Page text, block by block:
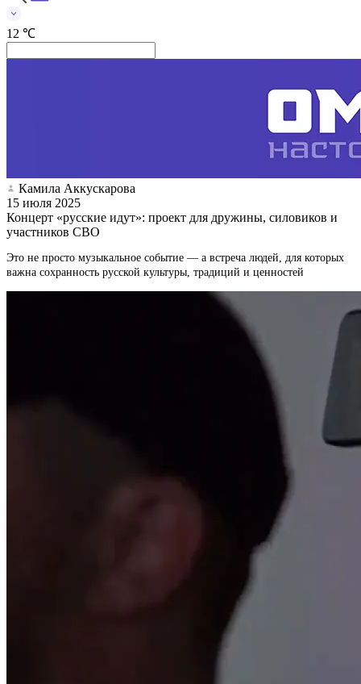
12 ℃
Камила Аккускарова
15 июля 2025
Концерт «русские идут»: проект для дружины, силовиков и
участников СВО
Это не просто музыкальное событие — а встреча людей, для которых
важна сохранность русской культуры, традиций и ценностей